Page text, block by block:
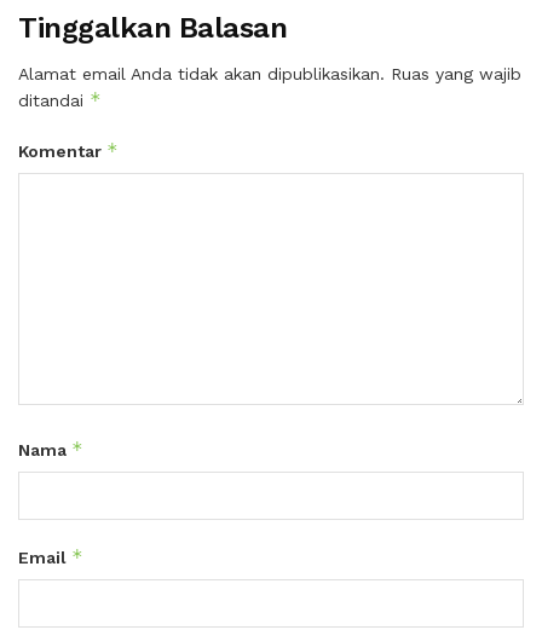
Tinggalkan Balasan
Alamat email Anda tidak akan dipublikasikan. Ruas yang wajib
ditandai *
Komentar *
Nama *
Email *